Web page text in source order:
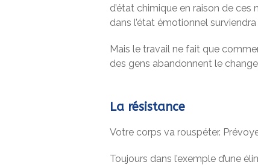
d’état chimique en raison de
dans l’état émotionnel
Mais le travail ne fait que
des gens abandonnent le
La résistance
Votre corps va rouspéter.
Toujours dans l’exemple d’une